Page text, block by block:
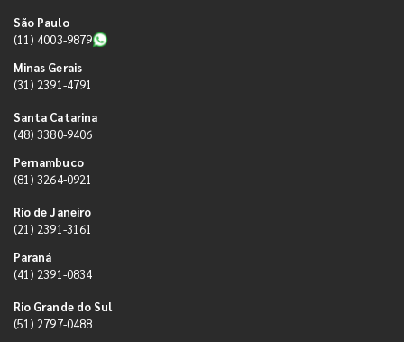
São Paulo
(11) 4003-9879
Minas Gerais
(31) 2391-4791
Santa Catarina
(48) 3380-9406
Pernambuco
(81) 3264-0921
Rio de Janeiro
(21) 2391-3161
Paraná
(41) 2391-0834
Rio Grande do Sul
(51) 2797-0488